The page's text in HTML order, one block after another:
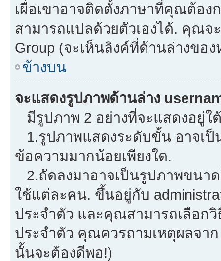
เผื่อเขาอาจติดตั้งภาษาที่คุณต้อ
สามารถแปลด้วยตัวเองได้. คุณจ
Group (จะเห็นลิงค์ที่ด้านล่างของ
ข้างบน
จะแสดงรูปภาพด้านล่าง
มีรูปภาพ 2 อย่างที่จะแสดงอยู่ใ
1.รูปภาพแสดงระดับขั้น อาจเ
ข้อความมากน้อยเพียงใด.
2.ถัดลงมาอาจเป็นรูปภาพขนา
ใช้แต่ละคน. ขึ้นอยู่กับ
ประจำตัว และคุณสามารถเลือก
ประจำตัว คุณควรถามเหตุผลจาก
นั้นจะต้องดีพอ!)